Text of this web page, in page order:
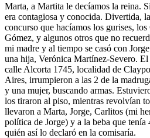
Marta, a Martita le decíamos la reina.
era contagiosa y conocida. Divertida,
concurso que hacíamos los gurises,
Gómez, y algunos otros que no
mi madre y al tiempo se casó con
una hija, Verónica Martínez-Severo.
calle Alcorta 1745, localidad de
Aires, irrumpieron a las 2 de la
y una mujer, buscando armas.
los tiraron al piso, mientras revolvían
llevaron a Marta, Jorge, Carlitos (mi
política de Jorge) y a la beba que tenía
quién así lo declaró en la comisaría.